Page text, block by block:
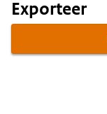
Exporteer